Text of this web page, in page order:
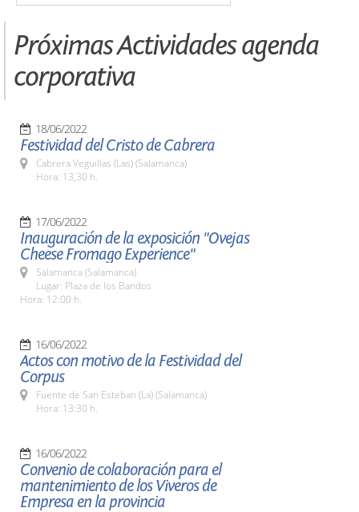
Próximas Actividades agenda
corporativa
18/06/2022
Festividad del Cristo de Cabrera
Cabrera Veguillas (Las) (Salamanca)
Hora: 13,30 h.
17/06/2022
Inauguración de la exposición "Ovejas
Cheese Fromago Experience"
Salamanca (Salamanca)
Lugar: Plaza de los Bandos
Hora: 12:00 h.
16/06/2022
Actos con motivo de la Festividad del
Corpus
Fuente de San Esteban (La) (Salamanca)
Hora: 13:30 h.
16/06/2022
Convenio de colaboración para el
mantenimiento de los Viveros de
Empresa en la provincia